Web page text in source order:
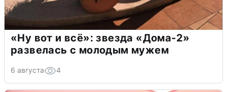
«Ну вот и всё»: звезда «Дома-2»
развелась с молодым мужем
6 августа 4